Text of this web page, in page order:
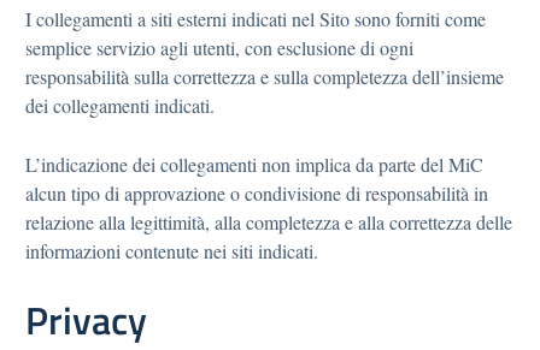
I collegamenti a siti esterni indicati nel Sito sono forniti come
semplice servizio agli utenti, con esclusione di ogni
responsabilità sulla correttezza e sulla completezza dell’insieme
dei collegamenti indicati.
L’indicazione dei collegamenti non implica da parte del MiC
alcun tipo di approvazione o condivisione di responsabilità in
relazione alla legittimità, alla completezza e alla correttezza delle
informazioni contenute nei siti indicati.
Privacy